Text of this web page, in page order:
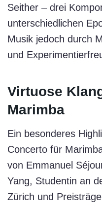
Seither – drei
unterschiedlichen
Musik jedoch durch
und
Virtuose
Marimba
Ein besonderes
Concerto für
von Emmanuel
Yang, Studentin an
Zürich und